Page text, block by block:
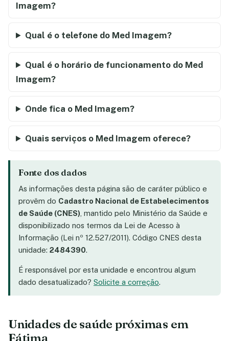
Imagem?
Qual é o telefone do Med Imagem?
Qual é o horário de funcionamento do Med
Imagem?
Onde fica o Med Imagem?
Quais serviços o Med Imagem oferece?
Fonte dos dados
As informações desta página são de caráter público e
provêm do Cadastro Nacional de Estabelecimentos
de Saúde (CNES) , mantido pelo Ministério da Saúde e
disponibilizado nos termos da Lei de Acesso à
Informação (Lei nº 12.527/2011). Código CNES desta
unidade: 2484390.
É responsável por esta unidade e encontrou algum
dado desatualizado? Solicite a correção.
Unidades de saúde próximas em
Fátima